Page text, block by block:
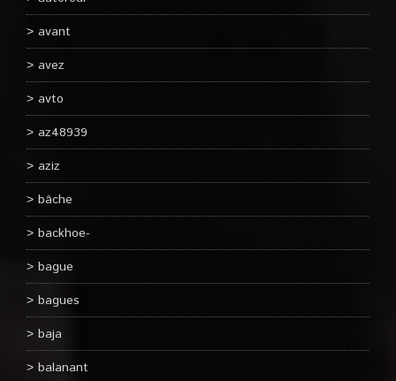
avant
avez
avto
az48939
aziz
bâche
backhoe-
bague
bagues
baja
balanant